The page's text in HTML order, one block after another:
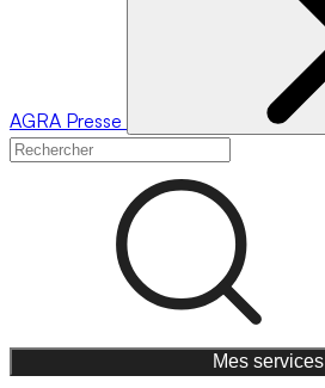
AGRA Presse
Mes services